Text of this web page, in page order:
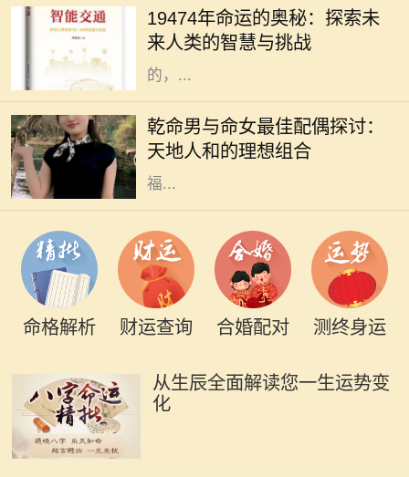
19474年命运的奥秘：探索未
来人类的智慧与挑战
生命而言，命运从来没有固定的答
案。在这未来的年代间，人们所经历
的，...
乾命男与命女最佳配偶探讨：
天地人和的理想组合
在中华传统命理学中，命理不仅可以
影响一个人的性格和命运，还可以影
响其与他人的相处和和谐程度。尤其
是夫妻之间的配合，更是影响生活幸
福...
命格解析 财运查询 合婚配对 测终身运
从生辰全面解读您一生运势变
化